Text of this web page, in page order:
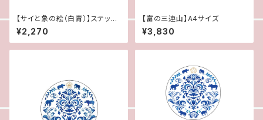
【サイと象の絵（白青）】ステッカ
ーセット 強盗・詐欺・暴力の不
運を抑える）
¥2,270
【富の三連山】A4サイズ
¥3,830